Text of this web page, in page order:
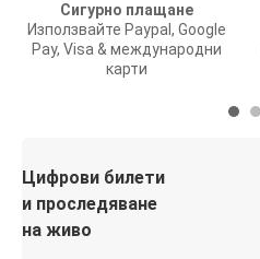
Сигурно плащане
Използвайте Paypal, Google
Pay, Visa & международни
карти
Цифрови билети
и проследяване
на живо